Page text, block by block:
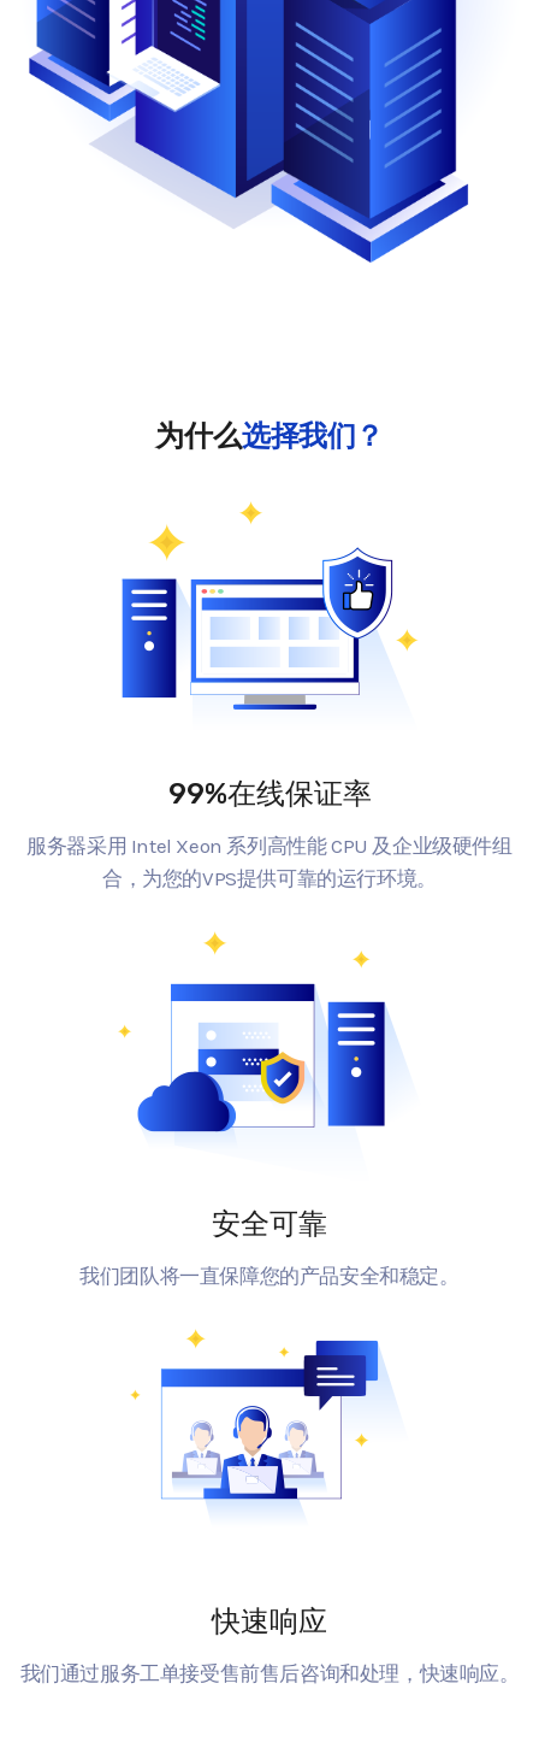
为什么选择我们？
99%在线保证率
服务器采用 Intel Xeon 系列高性能 CPU 及企业级硬件组
合，为您的VPS提供可靠的运行环境。
安全可靠
我们团队将一直保障您的产品安全和稳定。
快速响应
我们通过服务工单接受售前售后咨询和处理，快速响应。